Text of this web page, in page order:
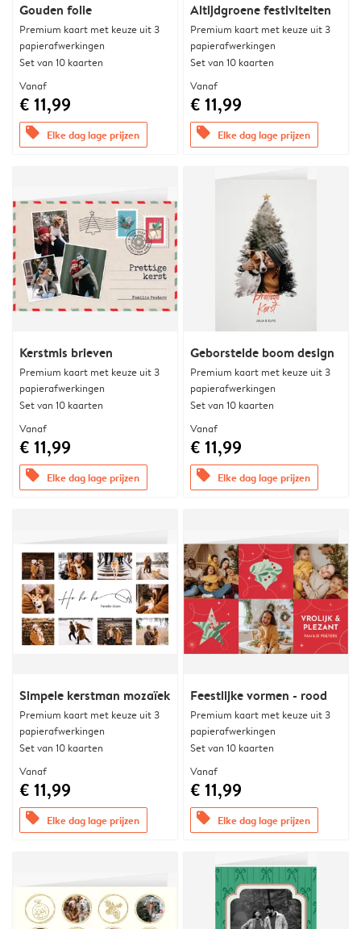
Gouden folie
Premium kaart met keuze uit 3
papierafwerkingen
Set van 10 kaarten
Vanaf
€ 11,99
offers Elke dag lage prijzen
Altijdgroene festiviteiten
Premium kaart met keuze uit 3
papierafwerkingen
Set van 10 kaarten
Vanaf
€ 11,99
offers Elke dag lage prijzen
Kerstmis brieven
Premium kaart met keuze uit 3
papierafwerkingen
Set van 10 kaarten
Vanaf
€ 11,99
offers Elke dag lage prijzen
Geborstelde boom design
Premium kaart met keuze uit 3
papierafwerkingen
Set van 10 kaarten
Vanaf
€ 11,99
offers Elke dag lage prijzen
Simpele kerstman mozaïek
Premium kaart met keuze uit 3
papierafwerkingen
Set van 10 kaarten
Vanaf
€ 11,99
offers Elke dag lage prijzen
Feestlijke vormen - rood
Premium kaart met keuze uit 3
papierafwerkingen
Set van 10 kaarten
Vanaf
€ 11,99
offers Elke dag lage prijzen